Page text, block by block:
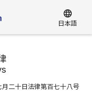
language
日本語
二十日法律第百七十八号